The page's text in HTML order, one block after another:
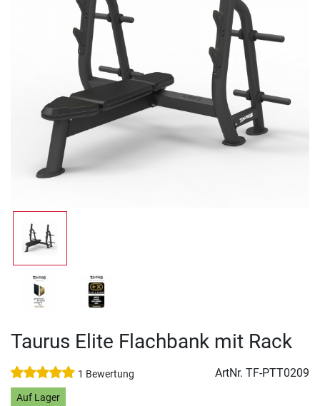
Taurus Elite Flachbank mit Rack
1 Bewertung ArtNr. TF-PTT0209
Auf Lager